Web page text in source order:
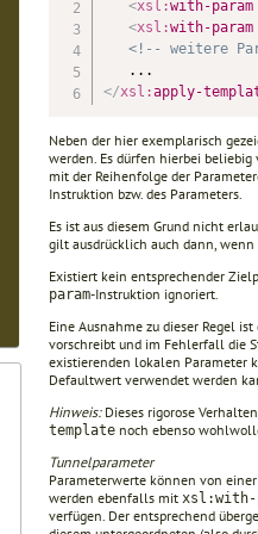
<xsl:with-param
<xsl:with-param
<!-- weitere
</xsl:apply-
Neben der hier exemplarisch
werden. Es dürfen hierbei beliebig
mit der Reihenfolge der
Instruktion bzw. des Parameters.
Es ist aus diesem Grund nicht
gilt ausdrücklich auch dann,
Existiert kein entsprechender
param-Instruktion ignoriert.
Eine Ausnahme zu dieser Regel
vorschreibt und im Fehlerfall die
existierenden lokalen Parameter
Defaultwert verwendet werden
Hinweis:Dieses rigorose
tem­plate noch ebenso
Tunnelparameter
Parameterwerte können von
werden ebenfalls mit xsl:with-
verfü­gen. Der entsprechend